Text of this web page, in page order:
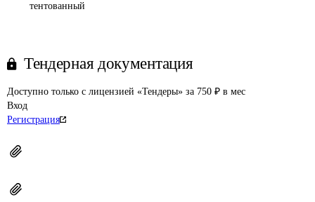
тентованный
Тендерная документация
Доступно только с лицензией «Тендеры» за 750 ₽ в мес
Вход
Регистрация